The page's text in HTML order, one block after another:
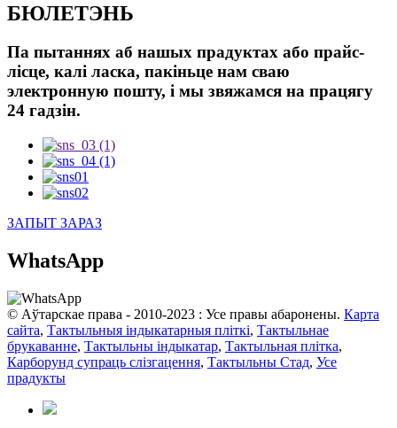
БЮЛЕТЭНЬ
Па пытаннях аб нашых прадуктах або прайс-
лісце, калі ласка, пакіньце нам сваю
электронную пошту, і мы звяжамся на працягу
24 гадзін.
ЗАПЫТ ЗАРАЗ
WhatsApp
© Аўтарскае права - 2010-2023 : Усе правы абаронены. Карта
сайта, Тактыльныя індыкатарныя пліткі, Тактыльнае
брукаванне, Тактыльны індыкатар, Тактыльная плітка,
Карборунд супраць слізгацення, Тактыльны Стад, Усе
прадукты